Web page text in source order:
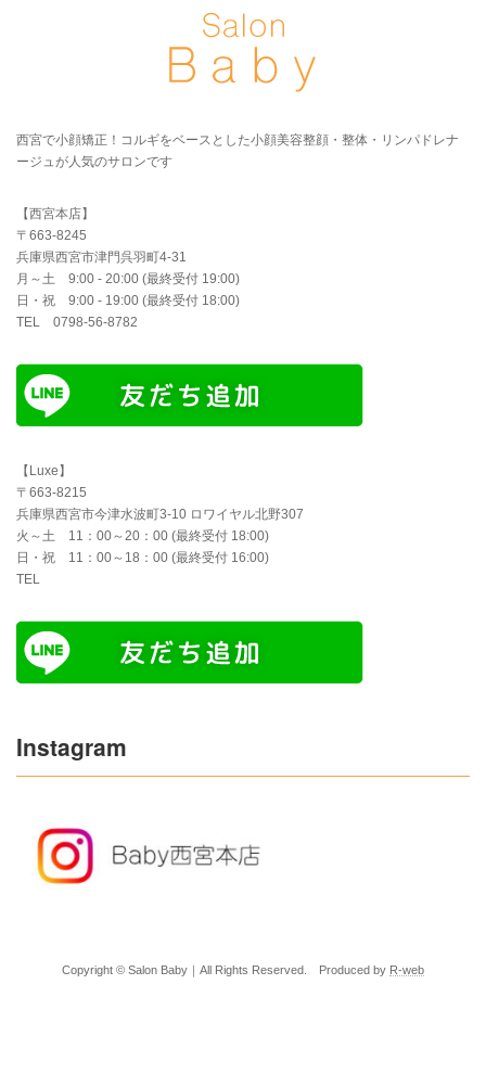
西宮で小顔矯正！コルギをベースとした小顔美容整顔・整体・リンパドレナ
ージュが人気のサロンです
【西宮本店】
〒663-8245
兵庫県西宮市津門呉羽町4-31
月～土 9:00 - 20:00 (最終受付 19:00)
日・祝 9:00 - 19:00 (最終受付 18:00)
TEL 0798-56-8782
【Luxe】
〒663-8215
兵庫県西宮市今津水波町3-10 ロワイヤル北野307
火～土 11：00～20：00 (最終受付 18:00)
日・祝 11：00～18：00 (最終受付 16:00)
TEL
Instagram
Copyright © Salon Baby｜All Rights Reserved. Produced by R-web